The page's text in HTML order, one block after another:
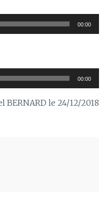
00:00
00:00
BERNARD le 24/12/2018